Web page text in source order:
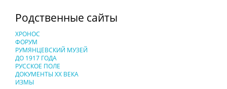
Родственные сайты
ХРОНОС
ФОРУМ
РУМЯНЦЕВСКИЙ МУЗЕЙ
ДО 1917 ГОДА
РУССКОЕ ПОЛЕ
ДОКУМЕНТЫ XX ВЕКА
ИЗМЫ